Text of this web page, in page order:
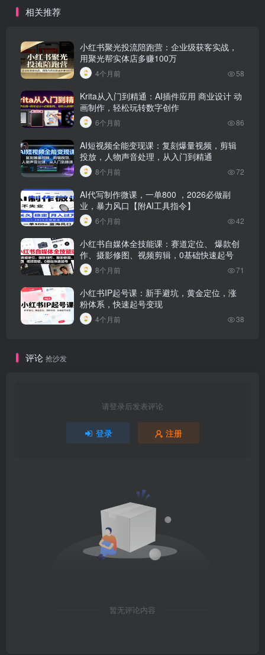
相关推荐
小红书聚光投流陪跑营：企业级获客实战，
用聚光帮实体店多赚100万
4个月前 58
Krita从入门到精通：AI插件应用 商业设计 动
画制作，轻松玩转数字创作
6个月前 86
AI短视频全能变现课：复刻爆量视频，剪辑
投放，人物声音处理，从入门到精通
8个月前 72
AI代写制作微课，一单800 ，2026必做副
业，暴力风口【附AI工具指令】
6个月前 42
小红书自媒体全技能课：赛道定位、 爆款创
作、摄影修图、视频剪辑，0基础快速起号
8个月前 71
小红书IP起号课：新手避坑，黄金定位，涨
粉体系，快速起号变现
4个月前 38
评论 抢沙发
请登录后发表评论
登录 注册
暂无评论内容